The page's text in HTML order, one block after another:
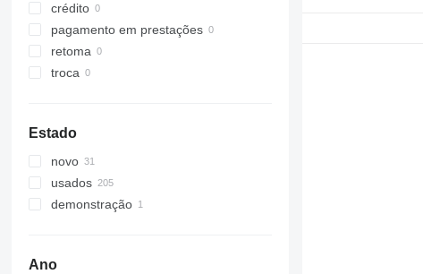
crédito
pagamento em prestações
retoma
troca
Estado
novo
usados
demonstração
Ano